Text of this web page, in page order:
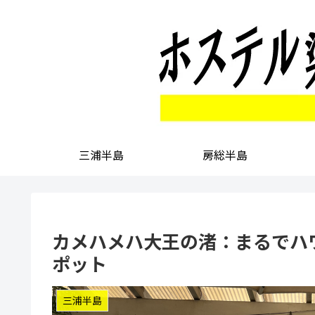
三浦半島 房総半島
カメハメハ大王の渚：まるで
ポット
三浦半島